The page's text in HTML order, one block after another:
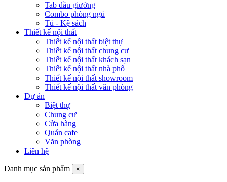
Tab đầu giường
Combo phòng ngủ
Tủ - Kệ sách
Thiết kế nội thất
Thiết kế nội thất biệt thự
Thiết kế nội thất chung cư
Thiết kế nội thất khách sạn
Thiết kế nội thất nhà phố
Thiết kế nội thất showroom
Thiết kế nội thất văn phòng
Dự án
Biệt thự
Chung cư
Cửa hàng
Quán cafe
Văn phòng
Liên hệ
Danh mục sản phẩm ×